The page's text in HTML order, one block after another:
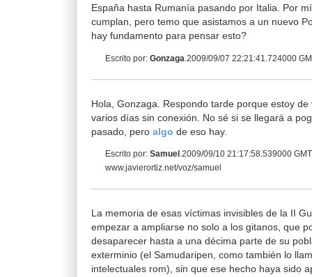
España hasta Rumanía pasando por Italia. Por
cumplan, pero temo que asistamos a un nuevo
hay fundamento para pensar esto?
Escrito por: Gonzaga .2009/09/07 22:21:41.724000
Hola, Gonzaga. Respondo tarde porque estoy
varios días sin conexión. No sé si se llegará a
pasado, pero algo de eso hay.
Escrito por: Samuel .2009/09/10 21:17:58.539000
www.javierortiz.net/voz/samuel
La memoria de esas víctimas invisibles de la II
empezar a ampliarse no solo a los gitanos, que
desaparecer hasta a una décima parte de su
exterminio (el Samudaripen, como también lo
intelectuales rom), sin que ese hecho haya sido